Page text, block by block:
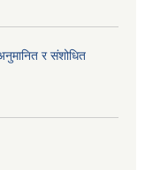
र संशोधित